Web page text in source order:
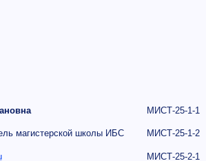
магистерской школы ИБС
МИСТ-25-1-1
МИСТ-25-1-2
МИСТ-25-2-1